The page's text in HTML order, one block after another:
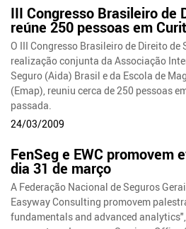
III Congresso Brasileiro de
reúne 250 pessoas em
O III Congresso Brasileiro de Direito de
realização conjunta da Associação
Seguro (Aida) Brasil e da Escola de
(Emap), reuniu cerca de 250 pessoas
passada.
24/03/2009
FenSeg e EWC promovem
dia 31 de março
A Federação Nacional de Seguros
Easyway Consulting promovem
fundamentals and advanced